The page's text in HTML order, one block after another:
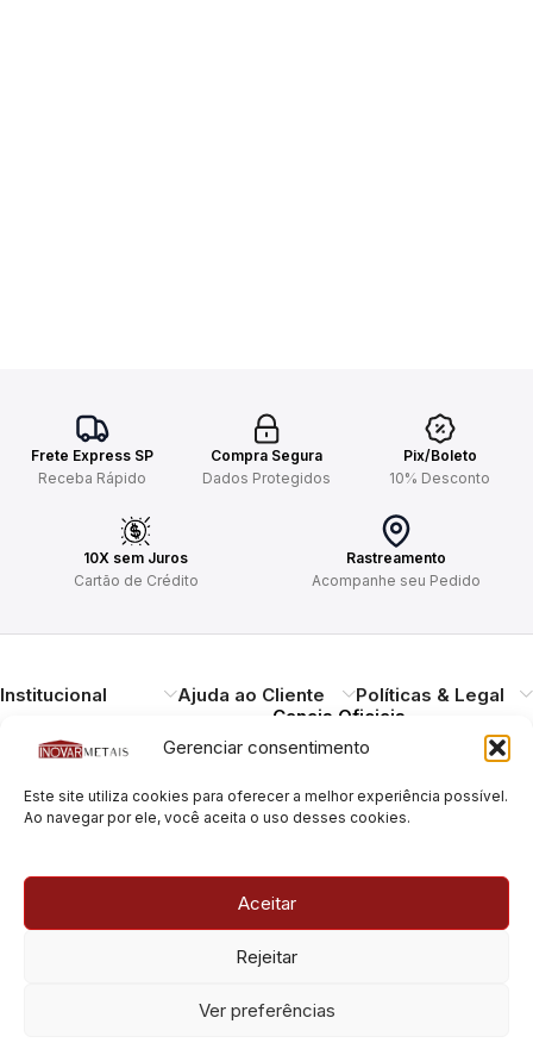
Gerenciar consentimento
Este site utiliza cookies para oferecer a melhor experiência possível.
Ao navegar por ele, você aceita o uso desses cookies.
Aceitar
Rejeitar
Ver preferências
Frete Express SP
Receba Rápido
Compra Segura
Dados Protegidos
Pix/Boleto
10% Desconto
10X sem Juros
Cartão de Crédito
Rastreamento
Acompanhe seu Pedido
Institucional Ajuda ao Cliente Políticas & Legal
Entregando qualidade,
durabilidade e design.
Estamos à disposição.
São Paulo/SP – CEP: 05424-
São Paulo/SP – CEP: 05424-
Canais Oficiais
Pague com Segurança